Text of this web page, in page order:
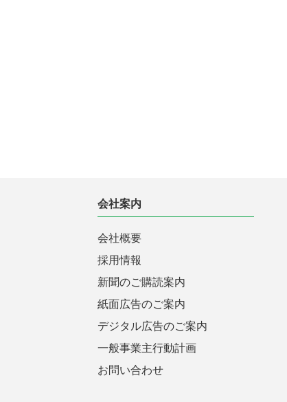
会社案内
会社概要
採用情報
新聞のご購読案内
紙面広告のご案内
デジタル広告のご案内
一般事業主行動計画
お問い合わせ